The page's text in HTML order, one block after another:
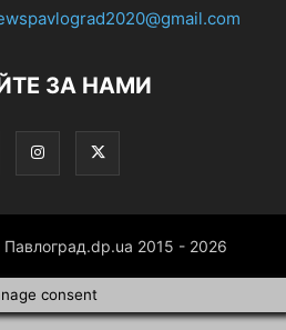
ЗА НАМИ
2015 - 2026
consent